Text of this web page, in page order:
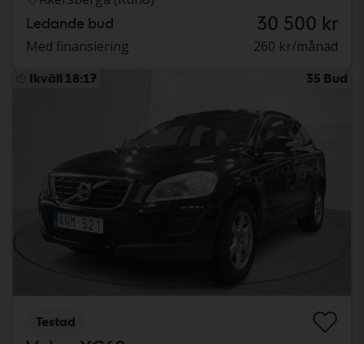
Ledande bud 30 500 kr
Med finansiering 260 kr/månad
Ikväll 18:17 35 Bud
Testad